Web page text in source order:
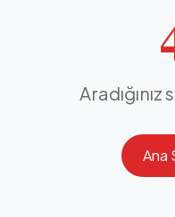
Ana